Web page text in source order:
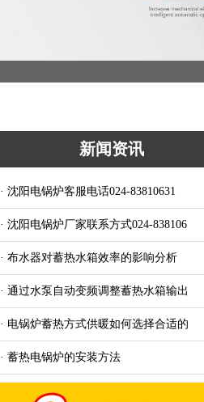
新闻资讯
· 沈阳电锅炉客服电话024-83810631
· 沈阳电锅炉厂家联系方式024-838106
· 布水器对蓄热水箱效率的影响分析
· 通过水泵自动变频调整蓄热水箱输出
· 电锅炉蓄热方式供暖如何选择合适的
· 蓄热电锅炉的安装方法